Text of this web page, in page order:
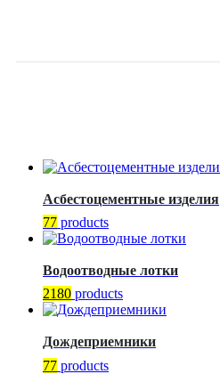
Асбестоцементные изделия
77 products
Водоотводные лотки
2180 products
Дождеприемники
77 products